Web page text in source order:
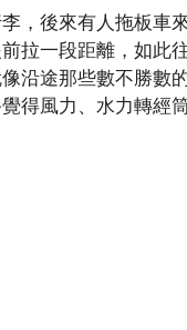
，後來有人拖板車
拉一段距離，如此
沿途那些數不勝數
得風力、水力轉經